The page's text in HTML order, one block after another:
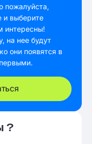
пожалуйста,
и выберите
интересны!
на нее будут
они появятся в
?